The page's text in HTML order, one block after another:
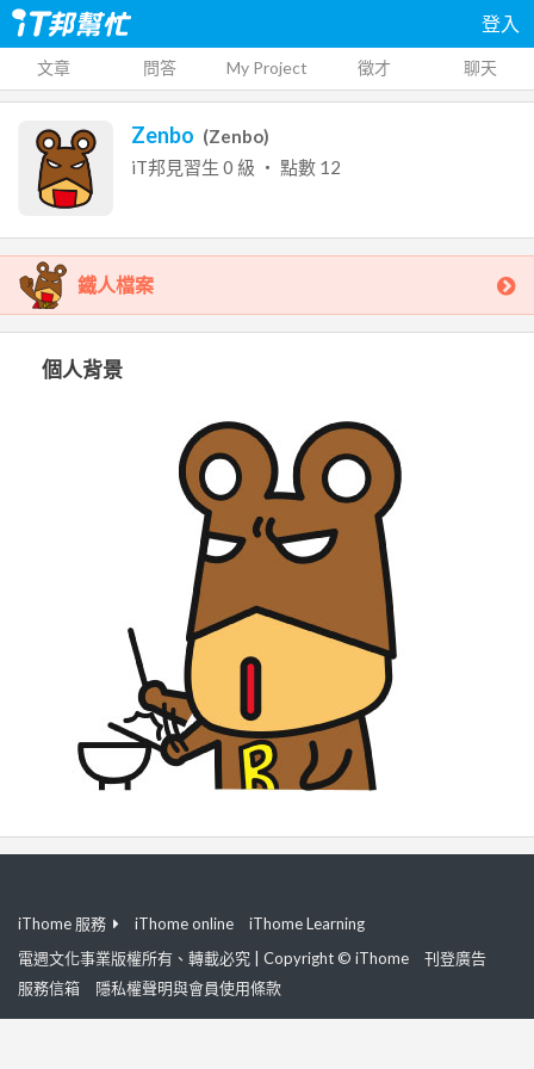
登入
文章 問答 My Project 徵才 聊天
Zenbo (Zenbo)
iT邦見習生 0 級 ‧ 點數 12
鐵人檔案
個人背景
iThome 服務 iThome online
iThome Learning
電週文化事業版權所有、轉載必究 | Copyright © iThome
刊登廣告
服務信箱
隱私權聲明與會員使用條款